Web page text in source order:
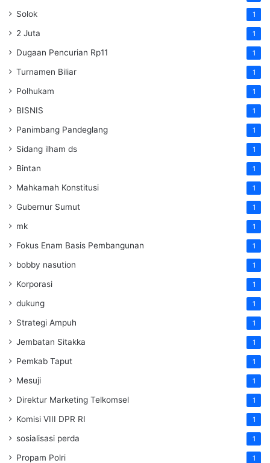
Solok 1
2 Juta 1
Dugaan Pencurian Rp11 1
Turnamen Biliar 1
Polhukam 1
BISNIS 1
Panimbang Pandeglang 1
Sidang ilham ds 1
Bintan 1
Mahkamah Konstitusi 1
Gubernur Sumut 1
mk 1
Fokus Enam Basis Pembangunan 1
bobby nasution 1
Korporasi 1
dukung 1
Strategi Ampuh 1
Jembatan Sitakka 1
Pemkab Taput 1
Mesuji 1
Direktur Marketing Telkomsel 1
Komisi VIII DPR RI 1
sosialisasi perda 1
Propam Polri 1